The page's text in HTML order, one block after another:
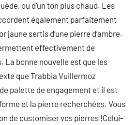
ou d’un ton plus chaud. Les
également parfaitement
jaune sertis d’une pierre d’ambre.
effectivement de
La bonne nouvelle est que les
que Trabbia Vuillermoz
palette de engagement et il est
et la pierre recherchées. Vous
de customiser vos pierres !Celui-